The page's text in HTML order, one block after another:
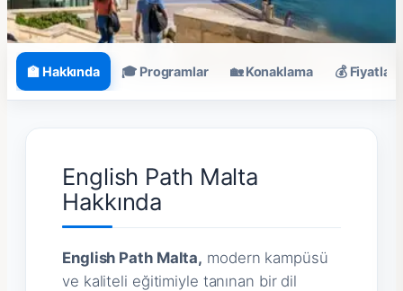
🏫 Hakkında 🎓 Programlar 🏡 Konaklama 💰 Fiyatlar
English Path Malta
Hakkında
English Path Malta, modern kampüsü
ve kaliteli eğitimiyle tanınan bir dil